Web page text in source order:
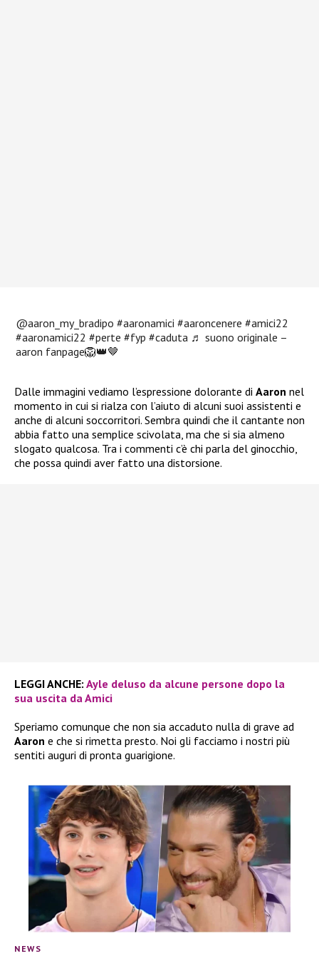
@aaron_my_bradipo #aaronamici #aaroncenere #amici22
#aaronamici22 #perte #fyp #caduta ♬ suono originale –
aaron fanpage🦁👑🤎
Dalle immagini vediamo l’espressione dolorante di Aaron nel
momento in cui si rialza con l’aiuto di alcuni suoi assistenti e
anche di alcuni soccorritori. Sembra quindi che il cantante non
abbia fatto una semplice scivolata, ma che si sia almeno
slogato qualcosa. Tra i commenti c’è chi parla del ginocchio,
che possa quindi aver fatto una distorsione.
LEGGI ANCHE: Ayle deluso da alcune persone dopo la
sua uscita da Amici
Speriamo comunque che non sia accaduto nulla di grave ad
Aaron e che si rimetta presto. Noi gli facciamo i nostri più
sentiti auguri di pronta guarigione.
NEWS